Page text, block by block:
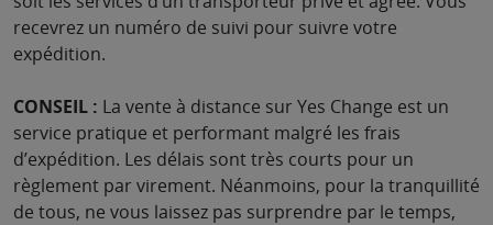
recevrez un numéro de suivi pour suivre votre
expédition.
CONSEIL : La vente à distance sur Yes Change est un
service pratique et performant malgré les frais
d’expédition. Les délais sont très courts pour un
règlement par virement. Néanmoins, pour la tranquillité
de tous, ne vous laissez pas surprendre par le temps,